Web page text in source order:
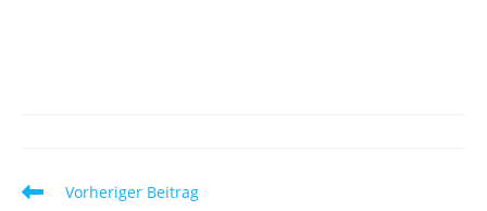
WeitereVorheriger Beitrag